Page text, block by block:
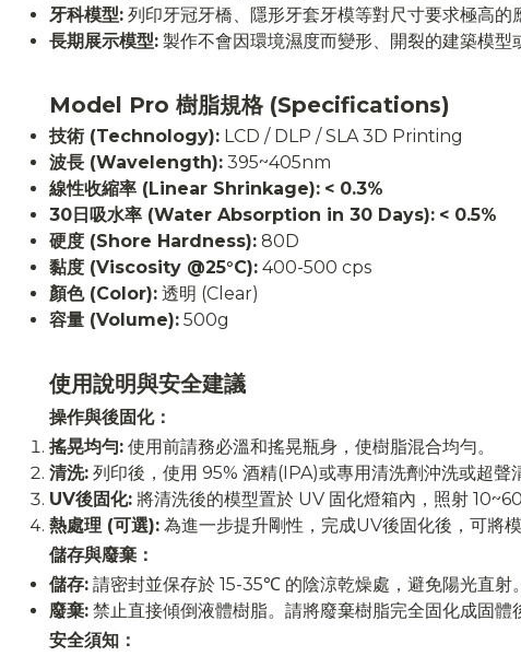
牙科模型: 列印牙冠牙橋、隱形牙套牙模等對尺寸要求極高的
長期展示模型: 製作不會因環境濕度而變形、開裂的建築模型
Model Pro 樹脂規格 (Specifications)
技術 (Technology): LCD / DLP / SLA 3D Printing
波長 (Wavelength): 395~405nm
線性收縮率 (Linear Shrinkage): < 0.3%
30日吸水率 (Water Absorption in 30 Days): < 0.5%
硬度 (Shore Hardness): 80D
黏度 (Viscosity @25°C): 400-500 cps
顏色 (Color): 透明 (Clear)
容量 (Volume): 500g
使用說明與安全建議
操作與後固化：
搖晃均勻: 使用前請務必溫和搖晃瓶身，使樹脂混合均勻。
清洗: 列印後，使用 95% 酒精(IPA)或專用清洗劑沖洗或超聲
UV後固化: 將清洗後的模型置於 UV 固化燈箱內，照射
熱處理 (可選): 為進一步提升剛性，完成UV後固化後，可將
儲存與廢棄：
儲存: 請密封並保存於 15-35℃ 的陰涼乾燥處，避免陽光直射
廢棄: 禁止直接傾倒液體樹脂。請將廢棄樹脂完全固化成固體
安全須知：